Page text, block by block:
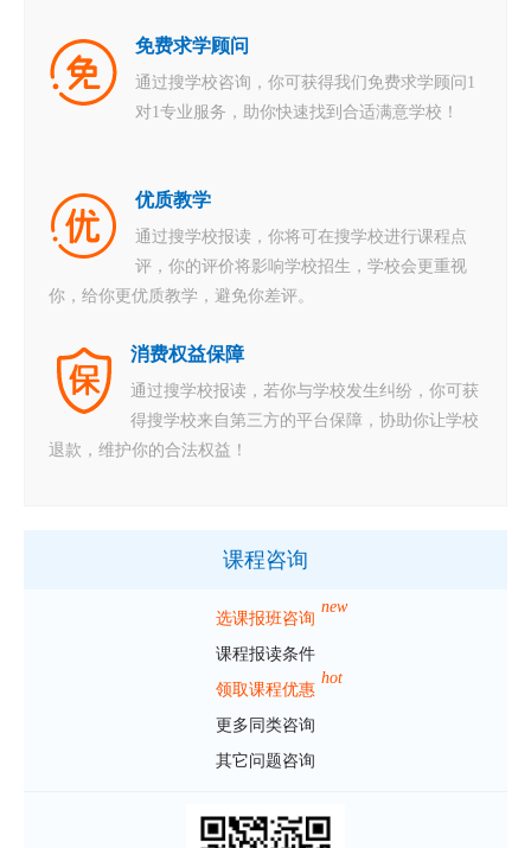
免费求学顾问
通过搜学校咨询，你可获得我们免费求学顾问1
对1专业服务，助你快速找到合适满意学校！
优质教学
通过搜学校报读，你将可在搜学校进行课程点
评，你的评价将影响学校招生，学校会更重视
你，给你更优质教学，避免你差评。
消费权益保障
通过搜学校报读，若你与学校发生纠纷，你可获
得搜学校来自第三方的平台保障，协助你让学校
退款，维护你的合法权益！
课程咨询
选课报班咨询
new
课程报读条件
领取课程优惠
hot
更多同类咨询
其它问题咨询